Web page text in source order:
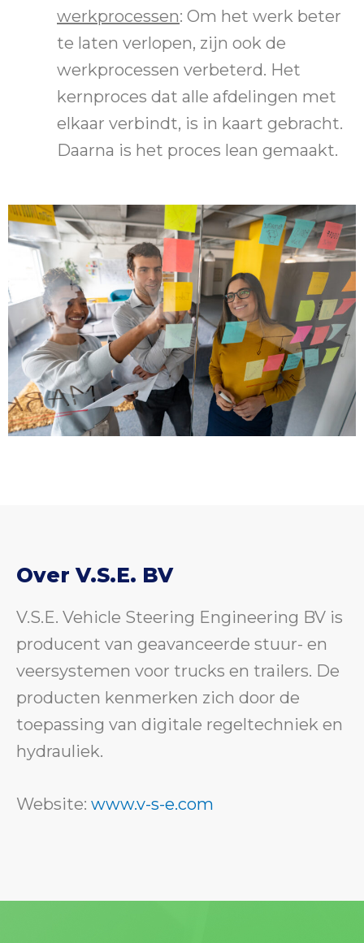
werkprocessen: Om het werk beter
te laten verlopen, zijn ook de
werkprocessen verbeterd. Het
kernproces dat alle afdelingen met
elkaar verbindt, is in kaart gebracht.
Daarna is het proces lean gemaakt.
Over V.S.E. BV
V.S.E. Vehicle Steering Engineering BV is
producent van geavanceerde stuur- en
veersystemen voor trucks en trailers. De
producten kenmerken zich door de
toepassing van digitale regeltechniek en
hydrauliek.
Website: www.v-s-e.com